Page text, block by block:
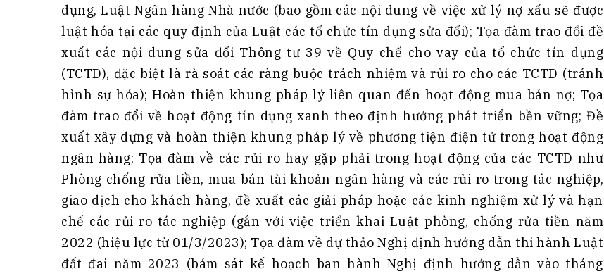
dụng, Luật Ngân hàng Nhà nước (bao gồm các nội dung về việc xử lý nợ xấu sẽ được
luật hóa tại các quy định của Luật các tổ chức tín dụng sửa đổi); Tọa đàm trao đổi đề
xuất các nội dung sửa đổi Thông tư 39 về Quy chế cho vay của tổ chức tín dụng
(TCTD), đặc biệt là rà soát các ràng buộc trách nhiệm và rủi ro cho các TCTD (tránh
hình sự hóa); Hoàn thiện khung pháp lý liên quan đến hoạt động mua bán nợ; Tọa
đàm trao đổi về hoạt động tín dụng xanh theo định hướng phát triển bền vững; Đề
xuất xây dựng và hoàn thiện khung pháp lý về phương tiện điện tử trong hoạt động
ngân hàng; Tọa đàm về các rủi ro hay gặp phải trong hoạt động của các TCTD như
Phòng chống rửa tiền, mua bán tài khoản ngân hàng và các rủi ro trong tác nghiệp,
giao dịch cho khách hàng, đề xuất các giải pháp hoặc các kinh nghiệm xử lý và hạn
chế các rủi ro tác nghiệp (gắn với việc triển khai Luật phòng, chống rửa tiền năm
2022 (hiệu lực từ 01/3/2023); Tọa đàm về dự thảo Nghị định hướng dẫn thi hành Luật
đất đai năm 2023 (bám sát kế hoạch ban hành Nghị định hướng dẫn vào tháng